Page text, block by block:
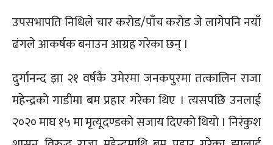
उपसभापति निधिले चार करोड/पाँच करोड जे लागेपनि नयाँ
ढंगले आकर्षक बनाउन आग्रह गरेका छन् ।
दुर्गानन्द झा २१ वर्षकै उमेरमा जनकपुरमा तत्कालिन राजा
महेन्द्रको गाडीमा बम प्रहार गरेका थिए । त्यसपछि उनलाई
२०२० माघ १५ मा मृत्यूदण्डको सजाय दिएको थियो । निरंकुश